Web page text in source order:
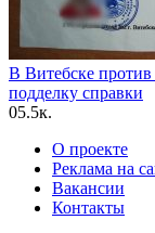
В Витебске против
подделку справки
05.5к.
О проекте
Реклама на
Вакансии
Контакты